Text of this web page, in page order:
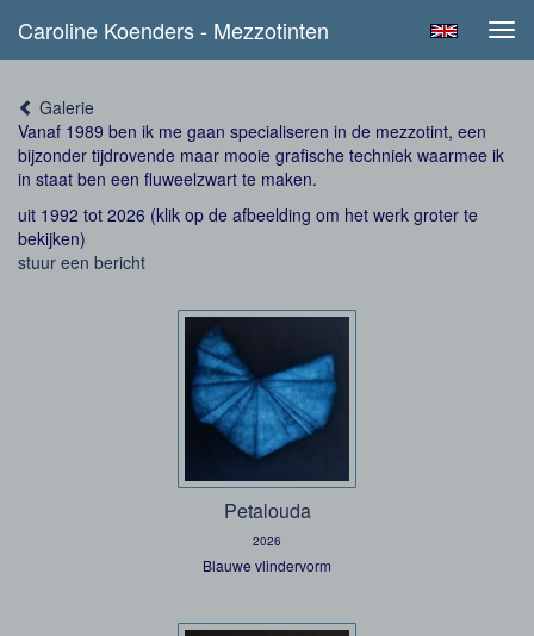
Caroline Koenders - Mezzotinten
Galerie
Vanaf 1989 ben ik me gaan specialiseren in de mezzotint, een
bijzonder tijdrovende maar mooie grafische techniek waarmee ik
in staat ben een fluweelzwart te maken.
uit 1992 tot 2026 (klik op de afbeelding om het werk groter te
bekijken)
stuur een bericht
Petalouda
2026
Blauwe vlindervorm